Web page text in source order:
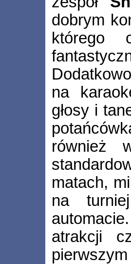
dobrym
którego
na
głosy i
również
matach,
na
atrakcji